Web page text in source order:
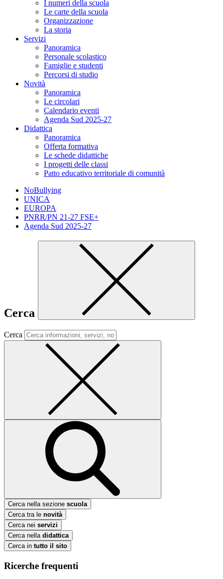
I numeri della scuola
Le carte della scuola
Organizzazione
La storia
Servizi
Panoramica
Personale scolastico
Famiglie e studenti
Percorsi di studio
Novità
Panoramica
Le circolari
Calendario eventi
Agenda Sud 2025-27
Didattica
Panoramica
Offerta formativa
Le schede didattiche
I progetti delle classi
Patto educativo territoriale di comunità
NoBullying
UNICA
EUROPA
PNRR/PN 21-27 FSE+
Agenda Sud 2025-27
Cerca
Cerca
Cerca nella sezione scuola
Cerca tra le novità
Cerca nei servizi
Cerca nella didattica
Cerca in tutto il sito
Ricerche frequenti